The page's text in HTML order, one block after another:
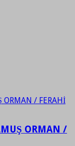
ORMAN /